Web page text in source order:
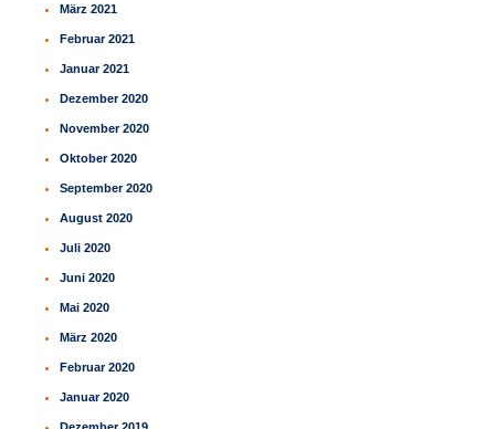
März 2021
Februar 2021
Januar 2021
Dezember 2020
November 2020
Oktober 2020
September 2020
August 2020
Juli 2020
Juni 2020
Mai 2020
März 2020
Februar 2020
Januar 2020